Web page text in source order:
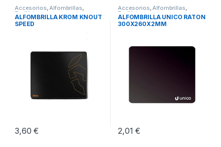
Accesorios,Alfombrillas,
Periféricos
ALFOMBRILLA KROM KNOUT
SPEED
3,60€
Accesorios,Alfombrillas,
Periféricos
ALFOMBRILLA UNICO RATON
300X260X2MM
2,01€